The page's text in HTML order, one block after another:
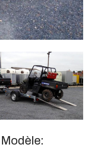
Modèle: